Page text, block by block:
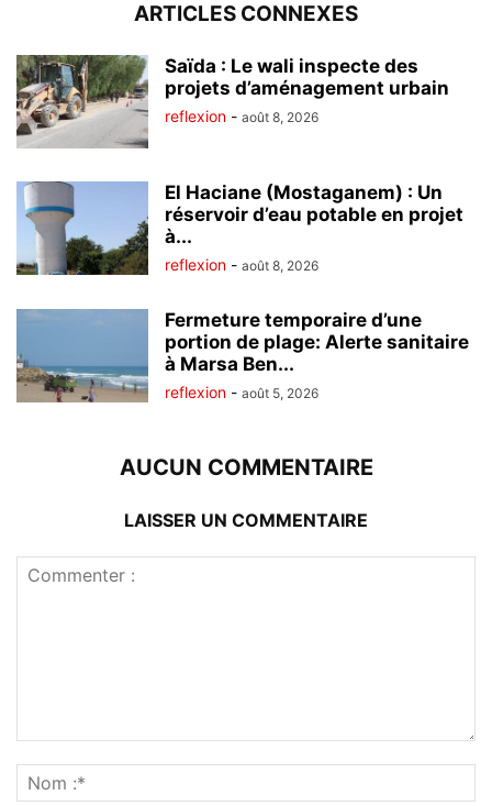
ARTICLES CONNEXES
Saïda : Le wali inspecte des
projets d’aménagement urbain
reflexion - août 8, 2026
El Haciane (Mostaganem) : Un
réservoir d’eau potable en projet
à...
reflexion - août 8, 2026
Fermeture temporaire d’une
portion de plage: Alerte sanitaire
à Marsa Ben...
reflexion - août 5, 2026
AUCUN COMMENTAIRE
LAISSER UN COMMENTAIRE